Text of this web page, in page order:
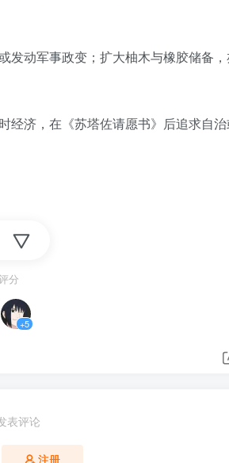
发动军事政变；扩大柚木与橡胶储备
经济，在《苏塔佐请愿书》后追求自
分
+5
表评论
注册